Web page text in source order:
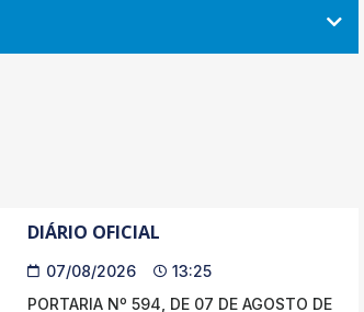
DIÁRIO OFICIAL
07/08/2026
13:25
PORTARIA Nº 594, DE 07 DE AGOSTO DE